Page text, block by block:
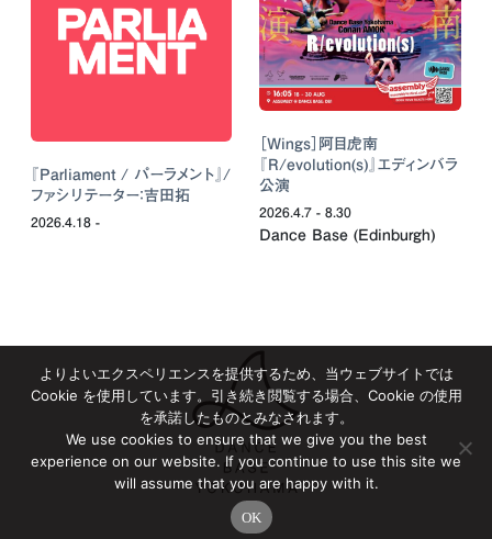
［Wings］阿目虎南
『R/evolution(s)』エディンバラ
公演
2026.4.7 - 8.30
Dance Base (Edinburgh)
『Parliament / パーラメント』/
ファシリテーター：吉田拓
2026.4.18 -
よりよいエクスペリエンスを提供するため、当ウェブサイトでは
Cookie を使用しています。引き続き閲覧する場合、Cookie の使用
を承諾したものとみなされます。
We use cookies to ensure that we give you the best
experience on our website. If you continue to use this site we
will assume that you are happy with it.
OK